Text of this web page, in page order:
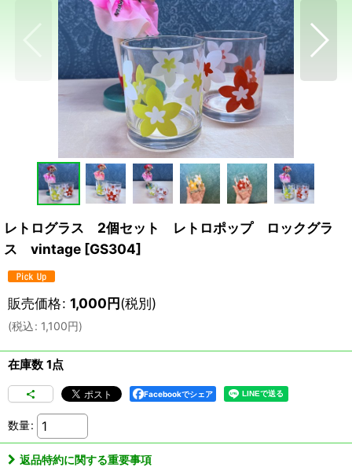
レトログラス 2個セット レトロポップ ロックグラ
ス vintage [GS304]
販売価格: 1,000円(税別)
(税込: 1,100円)
在庫数 1点
Facebookでシェア
数量:
返品特約に関する重要事項